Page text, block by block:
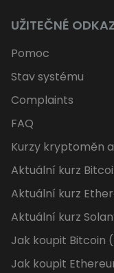
UŽITEČNÉ
Pomoc
Stav systému
Complaints
FAQ
Kurzy kryptoměn
Aktuální kurz
Aktuální kurz
Aktuální kurz
Jak koupit Bitcoin
Jak koupit